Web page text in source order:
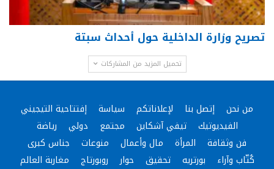
تصريح وزارة الداخلية حول أحداث سبتة
تحميل المزيد من المشاركات
من نحن إتصل بنا لإعلاناتكم سياسة
إفتتاحية التيجيني
الفيديوتيك
تيفي آشكاين مجتمع دولي
رياضة
فن وثقافة
المرأة مال وأعمال منوعات
جناس كبرى
كُتّاب وآراء
بورتريه تحقيق حوار روبورتاج مغاربة العالم